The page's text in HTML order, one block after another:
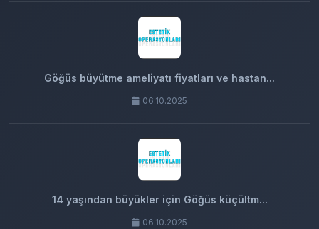
Göğüs büyütme ameliyatı fiyatları ve hastan...
06.10.2025
14 yaşından büyükler için Göğüs küçültm...
06.10.2025